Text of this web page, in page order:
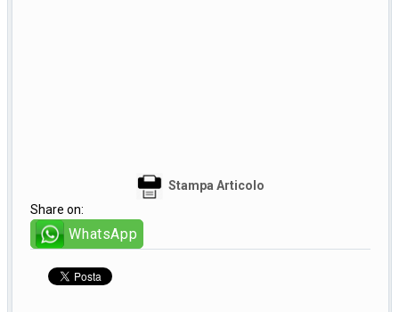
Stampa Articolo
Share on:
WhatsApp